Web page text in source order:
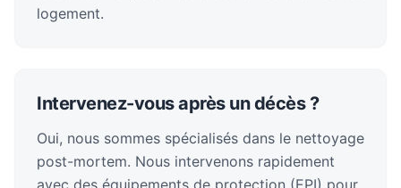
logement.
Intervenez-vous après un décès ?
Oui, nous sommes spécialisés dans le nettoyage
post-mortem. Nous intervenons rapidement
avec des équipements de protection (EPI) pour